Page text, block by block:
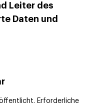
Leiter des
Daten und
Erforderliche